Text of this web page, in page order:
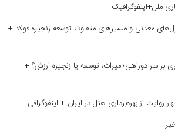
ملل+اینفوگرافیک
معدنی و مسیر‌های متفاوت توسعه زنجیره فولاد +
بر سر دوراهی؛ میراث، توسعه یا زنجیره ارزش؟ +
روایت از بهره‌برداری هتل در ایران + اینفوگرافی